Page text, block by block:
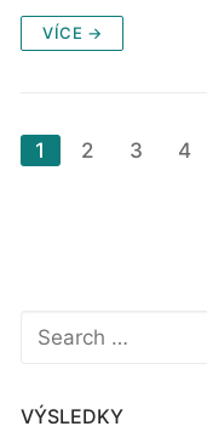
VÍCE →
Stránkování
1 2 3 4
VÝSLEDKY